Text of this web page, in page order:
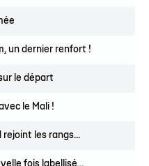
un dernier renfort !
le départ
le Mali !
rejoint les rangs...